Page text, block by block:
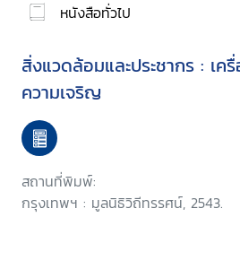
หนังสือทั่วไป
สิ่งแวดล้อมและประชากร : เค
ความเจริญ
สถานที่พิมพ์:
กรุงเทพฯ : มูลนิธิวิถีทรรศน์, 2543.